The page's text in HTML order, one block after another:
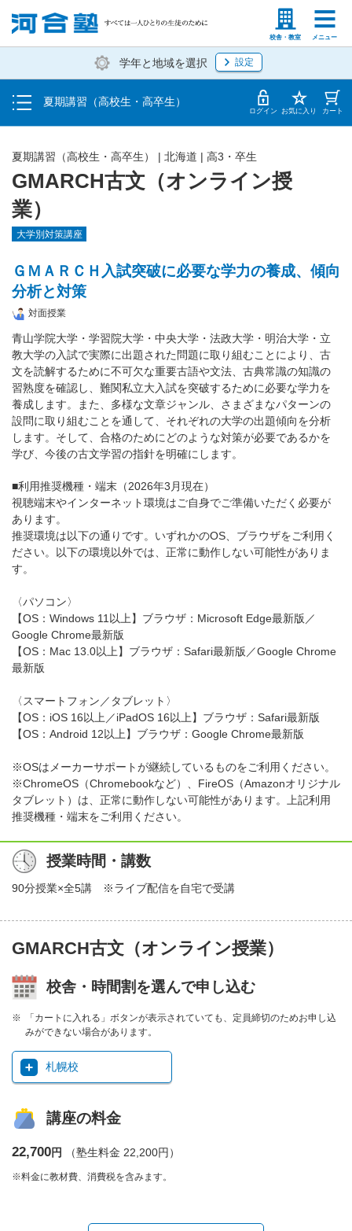
校舎・教室 メニュー
塾生の方 高等学校の先生
学年と地域を選択 設定
夏期講習（高校生・高卒生）
受講料・お申し込み方法
受講開始までの流れ
校舎・教室一覧 ログイン お気に入り カート
GMARCH古文（オンライン授
業）
夏期講習（高校生・高卒生） | 北海道 | 高3・卒生
大学別対策講座
ＧＭＡＲＣＨ入試突破に必要な学力の養成、傾向
分析と対策
対面授業
青山学院大学・学習院大学・中央大学・法政大学・明治大学・立
教大学の入試で実際に出題された問題に取り組むことにより、古
文を読解するために不可欠な重要古語や文法、古典常識の知識の
習熟度を確認し、難関私立大入試を突破するために必要な学力を
養成します。また、多様な文章ジャンル、さまざまなパターンの
設問に取り組むことを通して、それぞれの大学の出題傾向を分析
します。そして、合格のためにどのような対策が必要であるかを
学び、今後の古文学習の指針を明確にします。
■利用推奨機種・端末（2026年3月現在）
視聴端末やインターネット環境はご自身でご準備いただく必要が
あります。
推奨環境は以下の通りです。いずれかのOS、ブラウザをご利用く
ださい。以下の環境以外では、正常に動作しない可能性がありま
す。
〈パソコン〉
【OS：Windows 11以上】ブラウザ：Microsoft Edge最新版／
Google Chrome最新版
【OS：Mac 13.0以上】ブラウザ：Safari最新版／Google Chrome
最新版
〈スマートフォン／タブレット〉
【OS：iOS 16以上／iPadOS 16以上】ブラウザ：Safari最新版
【OS：Android 12以上】ブラウザ：Google Chrome最新版
※OSはメーカーサポートが継続しているものをご利用ください。
※ChromeOS（Chromebookなど）、FireOS（Amazonオリジナル
タブレット）は、正常に動作しない可能性があります。上記利用
推奨機種・端末をご利用ください。
授業時間・講数
90分授業×全5講 ※ライブ配信を自宅で受講
GMARCH古文（オンライン授業）
校舎・時間割を選んで申し込む
「カートに入れる」ボタンが表示されていても、定員締切のためお申し込
みができない場合があります。
札幌校
講座の料金
22,700円 （塾生料金 22,200円）
※料金に教材費、消費税を含みます。